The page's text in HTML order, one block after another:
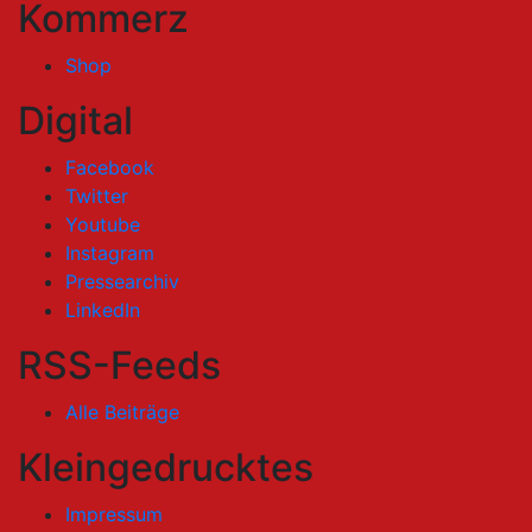
Kommerz
Shop
Digital
Facebook
Twitter
Youtube
Instagram
Pressearchiv
LinkedIn
RSS-Feeds
Alle Beiträge
Kleingedrucktes
Impressum